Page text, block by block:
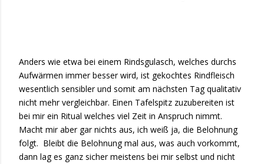
Anders wie etwa bei einem Rindsgulasch, welches durchs
Aufwärmen immer besser wird, ist gekochtes Rindfleisch
wesentlich sensibler und somit am nächsten Tag qualitativ
nicht mehr vergleichbar. Einen Tafelspitz zuzubereiten ist
bei mir ein Ritual welches viel Zeit in Anspruch nimmt.
Macht mir aber gar nichts aus, ich weiß ja, die Belohnung
folgt. Bleibt die Belohnung mal aus, was auch vorkommt,
dann lag es ganz sicher meistens bei mir selbst und nicht